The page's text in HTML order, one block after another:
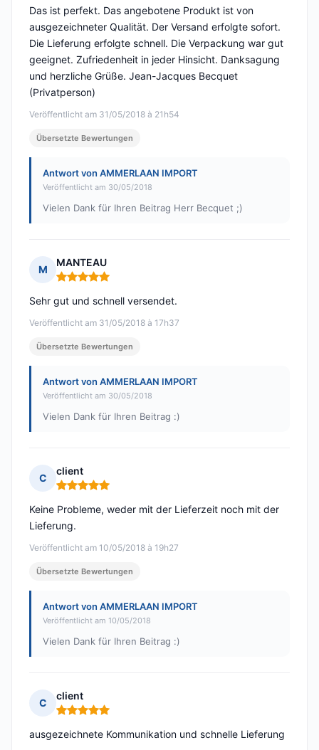
Veröffentlicht am 31/05/2018 à 21h54
Das ist perfekt. Das angebotene Produkt ist von
ausgezeichneter Qualität. Der Versand erfolgte sofort.
Die Lieferung erfolgte schnell. Die Verpackung war gut
geeignet. Zufriedenheit in jeder Hinsicht. Danksagung
und herzliche Grüße. Jean-Jacques Becquet
(Privatperson)
Übersetzte Bewertungen
Antwort von AMMERLAAN IMPORT
Veröffentlicht am 30/05/2018
Vielen Dank für Ihren Beitrag Herr Becquet ;)
M
MANTEAU
Hinweis: 5 von 5
Veröffentlicht am 31/05/2018 à 17h37
Sehr gut und schnell versendet.
Übersetzte Bewertungen
Antwort von AMMERLAAN IMPORT
Veröffentlicht am 30/05/2018
Vielen Dank für Ihren Beitrag :)
C
client
Hinweis: 5 von 5
Veröffentlicht am 10/05/2018 à 19h27
Keine Probleme, weder mit der Lieferzeit noch mit der
Lieferung.
Übersetzte Bewertungen
Antwort von AMMERLAAN IMPORT
Veröffentlicht am 10/05/2018
Vielen Dank für Ihren Beitrag :)
C
client
Hinweis: 5 von 5
ausgezeichnete Kommunikation und schnelle Lieferung